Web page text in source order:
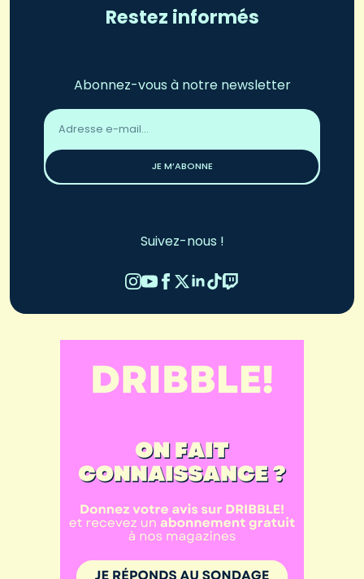
Restez informés
Abonnez-vous à notre newsletter
Adresse
email
JE M’ABONNE
Suivez-nous !